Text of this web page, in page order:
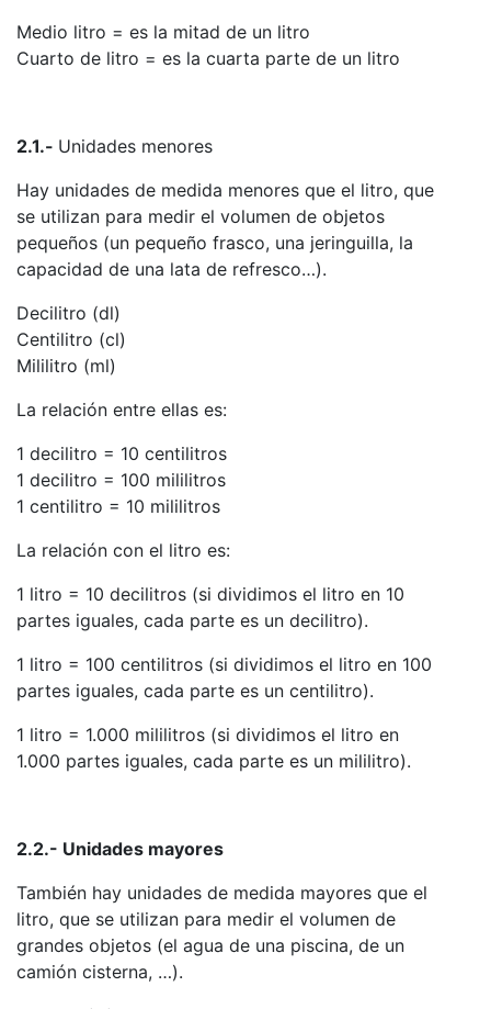
Medio litro = es la mitad de un litro
Cuarto de litro = es la cuarta parte de un litro
2.1.- Unidades menores
Hay unidades de medida menores que el litro, que
se utilizan para medir el volumen de objetos
pequeños (un pequeño frasco, una jeringuilla, la
capacidad de una lata de refresco…).
Decilitro (dl)
Centilitro (cl)
Mililitro (ml)
La relación entre ellas es:
1 decilitro = 10 centilitros
1 decilitro = 100 mililitros
1 centilitro = 10 mililitros
La relación con el litro es:
1 litro = 10 decilitros (si dividimos el litro en 10
partes iguales, cada parte es un decilitro).
1 litro = 100 centilitros (si dividimos el litro en 100
partes iguales, cada parte es un centilitro).
1 litro = 1.000 mililitros (si dividimos el litro en
1.000 partes iguales, cada parte es un mililitro).
2.2.- Unidades mayores
También hay unidades de medida mayores que el
litro, que se utilizan para medir el volumen de
grandes objetos (el agua de una piscina, de un
camión cisterna, …).